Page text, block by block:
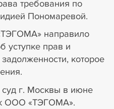
требования по
Пономаревой.
направило
уступке прав и
которое
г. Москвы в июне
ООО «ТЭГОМА».